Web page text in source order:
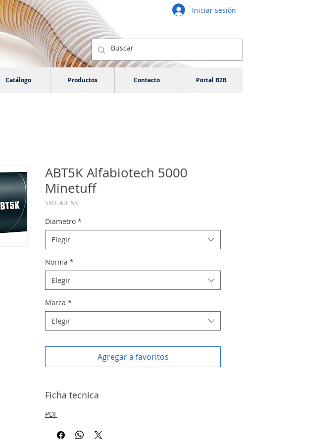
Iniciar sesión
Catálogo Productos Contacto Portal B2B
ABT5K Alfabiotech 5000
Minetuff
SKU: ABT5K
Diametro *
Elegir
Norma *
Elegir
Marca *
Elegir
Agregar a favoritos
Ficha tecnica
PDF